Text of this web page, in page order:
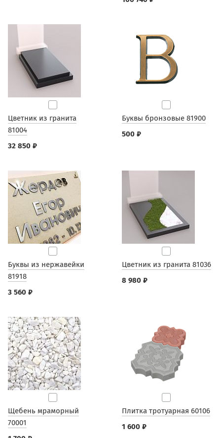
Цветник из гранита
81004
32 850 ₽
Буквы бронзовые 81900
500 ₽
Буквы из нержавейки
81918
3 560 ₽
Цветник из гранита 81036
8 980 ₽
Щебень мраморный
70001
Плитка тротуарная 60106
1 600 ₽